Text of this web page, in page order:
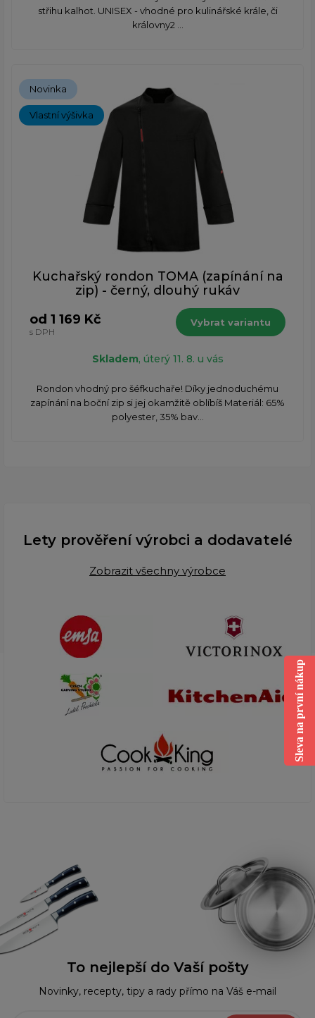
střihu kalhot. UNISEX - vhodné pro kulinářské krále, či
královny ​2 ...
Novinka
Vlastní výšivka
Kuchařský rondon TOMA (zapínání na
zip) - černý, dlouhý rukáv
od 1 169 Kč
s DPH
Vybrat variantu
Skladem, úterý 11. 8. u vás
Rondon vhodný pro šéfkuchaře! Díky jednoduchému
zapínání na boční zip si jej okamžitě oblíbíš Materiál: 65%
polyester, 35% bav...
Lety prověření výrobci a dodavatelé
Zobrazit všechny výrobce
To nejlepší do Vaší pošty
Novinky, recepty, tipy a rady přímo na Váš e-mail
Sleva na první nákup